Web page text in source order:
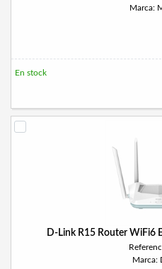
Marca:
En stock
D-Link R15 Router WiFi6
Marca: